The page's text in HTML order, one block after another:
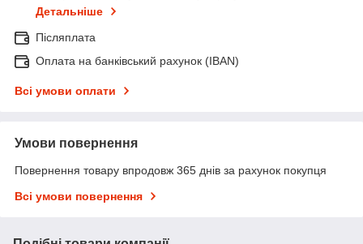
Детальніше
Післяплата
Оплата на банківський рахунок (IBAN)
Всі умови оплати
Умови повернення
Повернення товару впродовж 365 днів за рахунок покупця
Всі умови повернення